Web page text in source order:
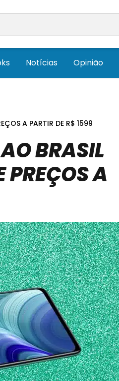
Notícias Opinião
A PARTIR DE R$ 1599
BRASIL
A